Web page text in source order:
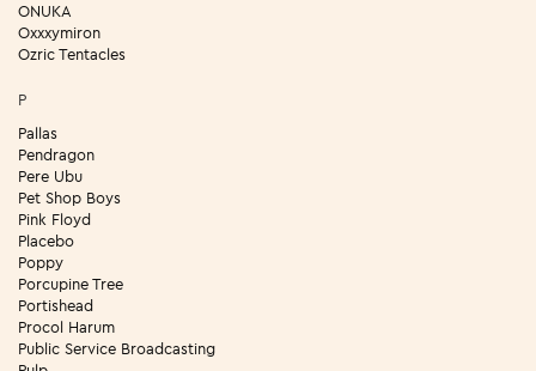
ONUKA
Oxxxymiron
Ozric Tentacles
P
Pallas
Pendragon
Pere Ubu
Pet Shop Boys
Pink Floyd
Placebo
Poppy
Porcupine Tree
Portishead
Procol Harum
Public Service Broadcasting